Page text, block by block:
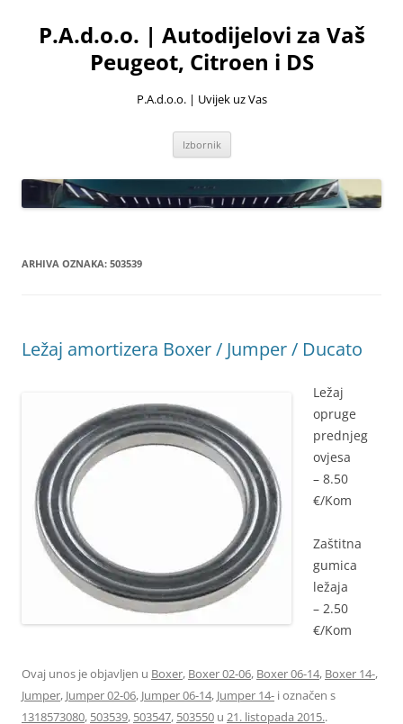
sadržaja
P.A.d.o.o. | Autodijelovi za Vaš
Peugeot, Citroen i DS
P.A.d.o.o. | Uvijek uz Vas
Izbornik
ARHIVA OZNAKA: 503539
Ležaj amortizera Boxer / Jumper / Ducato
Ležaj
opruge
prednjeg
ovjesa
– 8.50
€/Kom
Zaštitna
gumica
ležaja
– 2.50
€/Kom
Ovaj unos je objavljen u Boxer, Boxer 02-06, Boxer 06-14, Boxer 14-,
Jumper, Jumper 02-06, Jumper 06-14, Jumper 14- i označen s
1318573080, 503539, 503547, 503550 u 21. listopada 2015..